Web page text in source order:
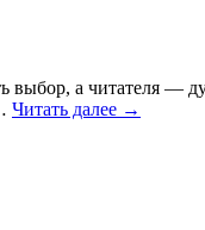
выбор, а читателя —
Читать далее →